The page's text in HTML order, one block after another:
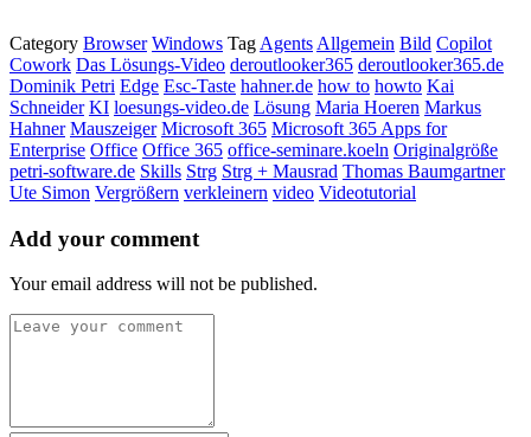
Category Browser Windows Tag Agents Allgemein Bild Copilot
Cowork Das Lösungs-Video deroutlooker365 deroutlooker365.de
Dominik Petri Edge Esc-Taste hahner.de how to howto Kai
Schneider KI loesungs-video.de Lösung Maria Hoeren Markus
Hahner Mauszeiger Microsoft 365 Microsoft 365 Apps for
Enterprise Office Office 365 office-seminare.koeln Originalgröße
petri-software.de Skills Strg Strg + Mausrad Thomas Baumgartner
Ute Simon Vergrößern verkleinern video Videotutorial
Add your comment
Your email address will not be published.